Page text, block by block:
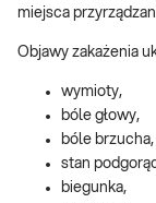
miejsca
Objawy zakażenia
wymioty,
bóle głowy,
bóle brzucha,
stan
biegunka,